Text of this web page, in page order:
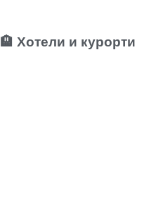
🏨 Хотели и курорти